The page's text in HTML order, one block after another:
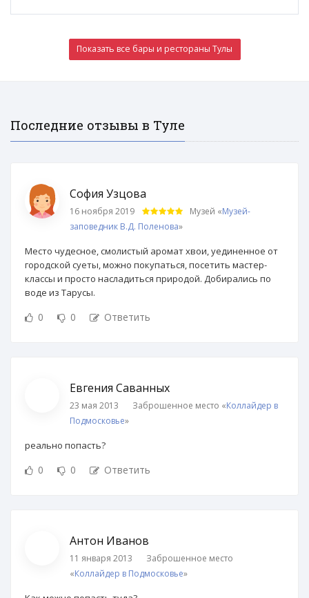
Показать все бары и рестораны Тулы
Последние отзывы в Туле
София Узцова
16 ноября 2019 Музей «Музей-
заповедник В.Д. Поленова»
Место чудесное, смолистый аромат хвои, уединенное от
городской суеты, можно покупаться, посетить мастер-
классы и просто насладиться природой. Добирались по
воде из Тарусы.
0 0 Ответить
Евгения Саванных
23 мая 2013 Заброшенное место «Коллайдер в
Подмосковье»
реально попасть?
0 0 Ответить
Антон Иванов
11 января 2013
Заброшенное место
«Коллайдер в Подмосковье»